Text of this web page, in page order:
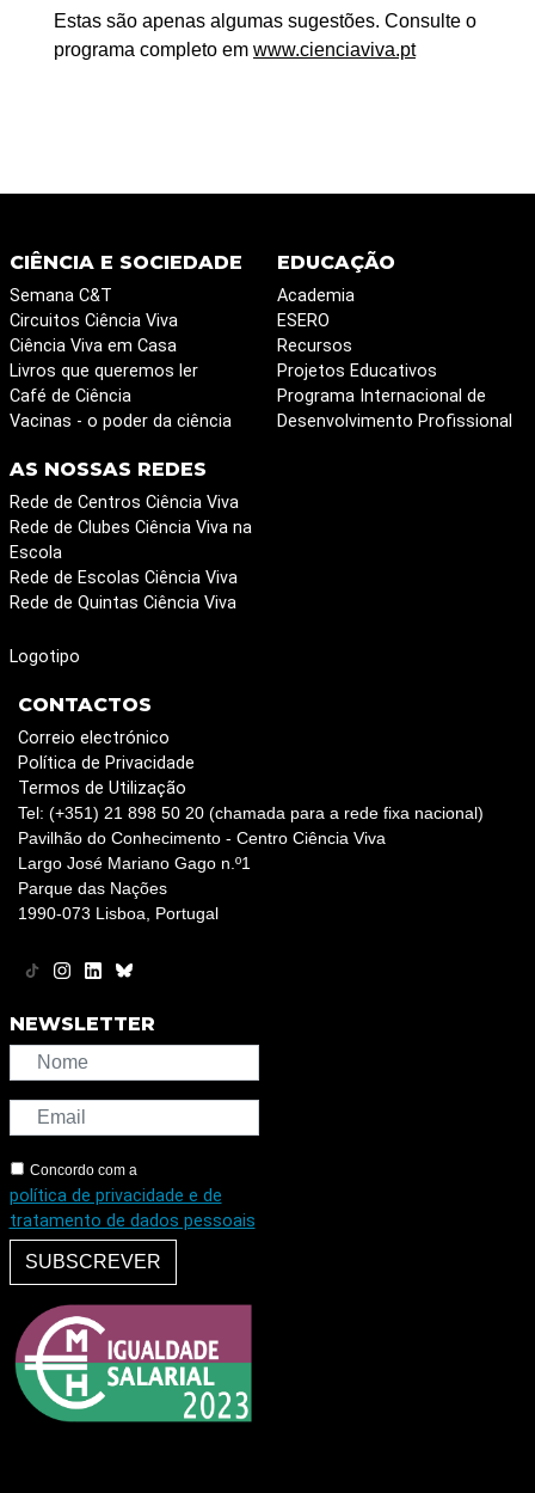
Estas são apenas algumas sugestões. Consulte o
programa completo em www.cienciaviva.pt
CIÊNCIA E SOCIEDADE
Semana C&T
Circuitos Ciência Viva
Ciência Viva em Casa
Livros que queremos ler
Café de Ciência
Vacinas - o poder da ciência
EDUCAÇÃO
Academia
ESERO
Recursos
Projetos Educativos
Programa Internacional de
Desenvolvimento Profissional
AS NOSSAS REDES
Rede de Centros Ciência Viva
Rede de Clubes Ciência Viva na
Escola
Rede de Escolas Ciência Viva
Rede de Quintas Ciência Viva
Logotipo
CONTACTOS
Correio electrónico
Política de Privacidade
Termos de Utilização
Tel: (+351) 21 898 50 20 (chamada para a rede fixa nacional)
Pavilhão do Conhecimento - Centro Ciência Viva
Largo José Mariano Gago n.º1
Parque das Nações
1990-073 Lisboa, Portugal
NEWSLETTER
Concordo com a
política de privacidade e de
tratamento de dados pessoais
SUBSCREVER